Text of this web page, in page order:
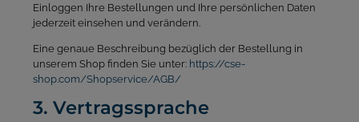
Einloggen Ihre Bestellungen und Ihre persönlichen Daten
jederzeit einsehen und verändern.
Eine genaue Beschreibung bezüglich der Bestellung in
unserem Shop finden Sie unter: https://cse-
shop.com/Shopservice/AGB/
3. Vertragssprache